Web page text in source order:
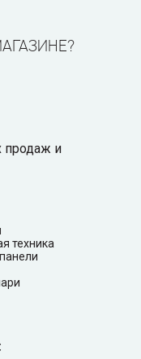
продаж и
техника